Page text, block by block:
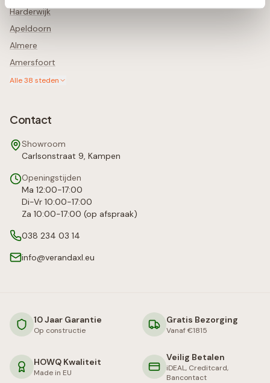
Harderwijk
Apeldoorn
Almere
Amersfoort
Alle38 steden
Contact
Showroom
Carlsonstraat 9, Kampen
Openingstijden
Ma 12:00-17:00
Di-Vr 10:00-17:00
Za 10:00-17:00 (op afspraak)
038 234 03 14
info@verandaxl.eu
10 Jaar Garantie
Op constructie
Gratis Bezorging
Vanaf €1815
HOWQ Kwaliteit
Made in EU
Veilig Betalen
iDEAL, Creditcard,
Bancontact